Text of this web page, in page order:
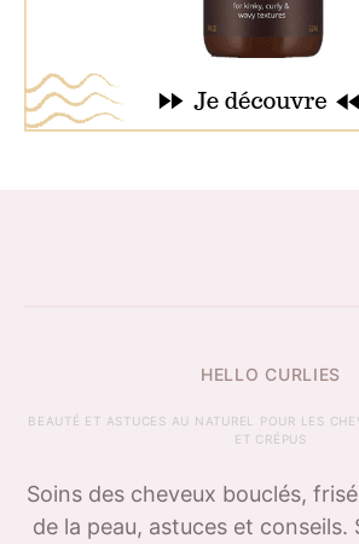
HELLO CURLIES
BEAUTÉ ET ASTUCES AU NATUREL POUR LES
ET CRÉPUS
Soins des cheveux bouclés,
de la peau, astuces et conseils.